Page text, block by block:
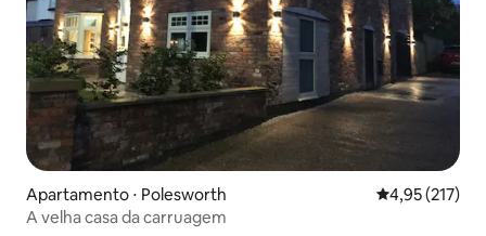
Apartamento ⋅ Polesworth 4,95 de uma
4,95 (217)
A velha casa da carruagem